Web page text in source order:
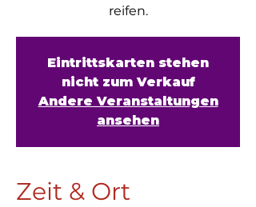
reifen.
Eintrittskarten stehen
nicht zum Verkauf
Andere Veranstaltungen
ansehen
Zeit & Ort